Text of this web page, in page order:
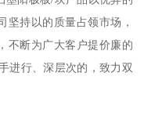
坚持以的质量占领市场，
不断为广大客户提价廉的
进行、深层次的，致力双